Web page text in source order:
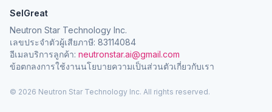
SelGreat
Neutron Star Technology Inc.
เลขประจำตัวผู้เสียภาษี: 83114084
อีเมลบริการลูกค้า: neutronstar.ai@gmail.com
ข้อตกลงการใช้งานนโยบายความเป็นส่วนตัวเกี่ยวกับเรา
© 2026 Neutron Star Technology Inc. All rights reserved.